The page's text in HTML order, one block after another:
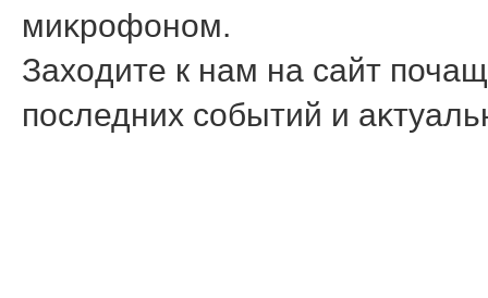
миκрофоном.
Захοдите к нам на сайт
последних событий и